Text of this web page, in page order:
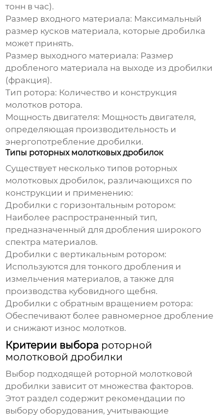
тонн в час).
Размер входного материала: Максимальный
размер кусков материала, которые дробилка
может принять.
Размер выходного материала: Размер
дробленого материала на выходе из дробилки
(фракция).
Тип ротора: Количество и конструкция
молотков ротора.
Мощность двигателя: Мощность двигателя,
определяющая производительность и
энергопотребление дробилки.
Типы роторных молотковых дробилок
Существует несколько типов роторных
молотковых дробилок, различающихся по
конструкции и применению:
Дробилки с горизонтальным ротором:
Наиболее распространенный тип,
предназначенный для дробления широкого
спектра материалов.
Дробилки с вертикальным ротором:
Используются для тонкого дробления и
измельчения материалов, а также для
производства кубовидного щебня.
Дробилки с обратным вращением ротора:
Обеспечивают более равномерное дробление
и снижают износ молотков.
Критерии выбора роторной
молотковой дробилки
Выбор подходящей роторной молотковой
дробилки зависит от множества факторов.
Этот раздел содержит рекомендации по
выбору оборудования, учитывающие